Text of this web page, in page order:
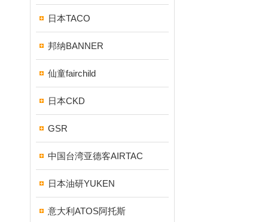
日本TACO
邦纳BANNER
仙童fairchild
日本CKD
GSR
中国台湾亚德客AIRTAC
日本油研YUKEN
意大利ATOS阿托斯